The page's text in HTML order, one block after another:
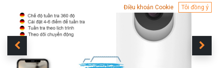
Điều khoản Cookie Tôi đồng ý